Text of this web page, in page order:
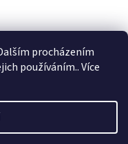
procházením
používáním.. Více